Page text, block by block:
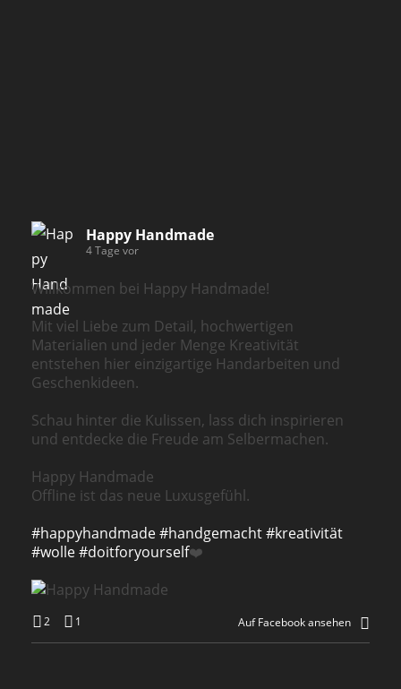
Happy Handmade
4 Tage vor
Willkommen bei Happy Handmade!
Mit viel Liebe zum Detail, hochwertigen
Materialien und jeder Menge Kreativität
entstehen hier einzigartige Handarbeiten und
Geschenkideen.
Schau hinter die Kulissen, lass dich inspirieren
und entdecke die Freude am Selbermachen.
Happy Handmade
Offline ist das neue Luxusgefühl.
#happyhandmade#handgemacht#kreativität
#wolle#doitforyourself❤️
2 1 Auf Facebook ansehen